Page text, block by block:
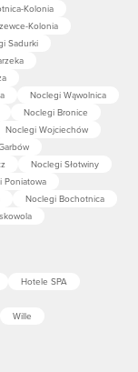
Kolonia
Kolonia
Sadurki
Noclegi Wąwolnica
Noclegi Bronice
Noclegi Wojciechów
Noclegi Słotwiny
Poniatowa
Noclegi Bochotnica
Hotele SPA
Wille